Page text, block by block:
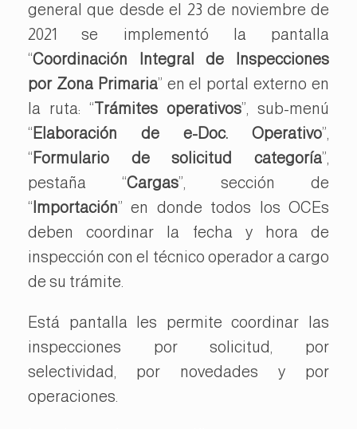
general que desde el 23 de noviembre de
2021 se implementó la pantalla
“Coordinación Integral de Inspecciones
por Zona Primaria” en el portal externo en
la ruta: “Trámites operativos”, sub-menú
“ Elaboración de e-Doc. Operativo”,
“ Formulario de solicitud categoría”,
pestaña “Cargas”, sección de
“ Importación” en donde todos los OCEs
deben coordinar la fecha y hora de
inspección con el técnico operador a cargo
de su trámite.
Está pantalla les permite coordinar las
inspecciones por solicitud, por
selectividad, por novedades y por
operaciones.